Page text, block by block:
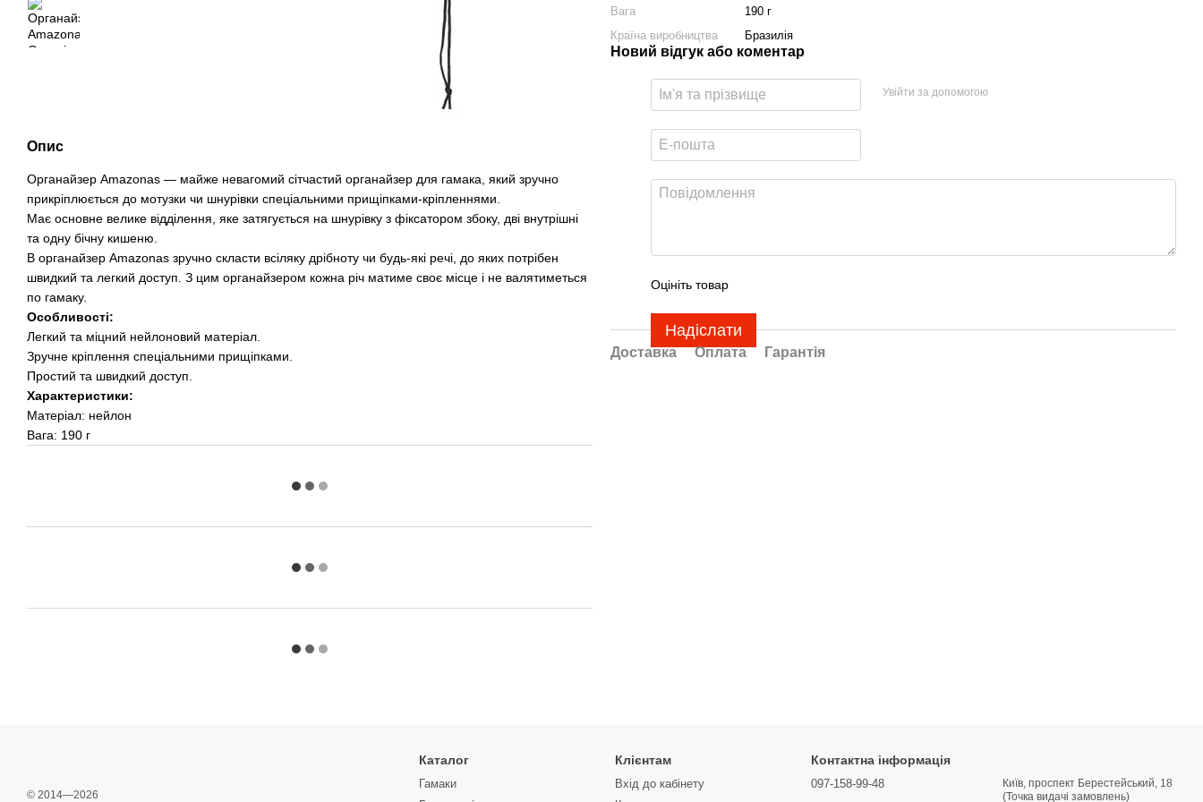
Опис
Органайзер Amazonas — майже невагомий сітчастий органайзер для гамака, який зручно
прикріплюється до мотузки чи шнурівки спеціальними прищіпками-кріпленнями.
Має основне велике відділення, яке затягується на шнурівку з фіксатором збоку, дві внутрішні
та одну бічну кишеню.
В органайзер Amazonas зручно скласти всіляку дрібноту чи будь-які речі, до яких потрібен
швидкий та легкий доступ. З цим органайзером кожна річ матиме своє місце і не валятиметься
по гамаку.
Особливості:
Легкий та міцний нейлоновий матеріал.
Зручне кріплення спеціальними прищіпками.
Простий та швидкий доступ.
Характеристики:
Матеріал: нейлон
Вага: 190 г
Вага
190 г
Країна виробництва
Бразилія
Новий відгук або коментар
Увійти за допомогою
Оцініть товар
Надіслати
Доставка Оплата Гарантія
© 2014—2026
Каталог
Гамаки
Клієнтам
Вхід до кабінету
Контактна інформація
097-158-99-48
Київ, проспект Берестейський, 18
(Точка видачі замовлень)